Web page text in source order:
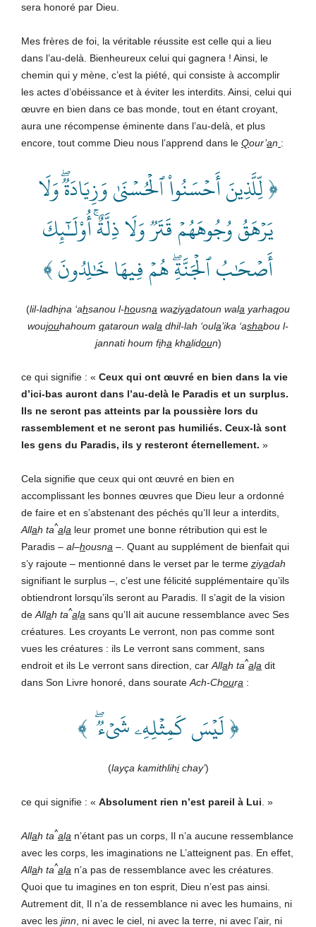
sera honoré par Dieu.
Mes frères de foi, la véritable réussite est celle qui a lieu
dans l’au-delà. Bienheureux celui qui gagnera ! Ainsi, le
chemin qui y mène, c’est la piété, qui consiste à accomplir
les actes d’obéissance et à éviter les interdits. Ainsi, celui qui
œuvre en bien dans ce bas monde, tout en étant croyant,
aura une récompense éminente dans l’au-delà, et plus
encore, tout comme Dieu nous l’apprend dans le Qour’an :
﴿ لِّلَّذِينَ أَحۡسَنُواْ ٱلۡحُسۡنَىٰ وَزِيَادَةٞۖ وَلَا
يَرۡهَقُ وُجُوهَهُمۡ قَتَرٞ وَلَا ذِلَّةٌۚ أُوْلَـٰٓئِكَ
أَصۡحَٰبُ ٱلۡجَنَّةِۖ هُمۡ فِيهَا خَٰلِدُونَ ﴾
(lil-ladhina ‘ahsanou l-housna waziyadatoun wala yarhaqou
woujouhahoum qataroun wala dhil-lah ‘oula’ika ‘ashabou l-
jannati houm fiha khalidoun)
ce qui signifie : « Ceux qui ont œuvré en bien dans la vie
d’ici-bas auront dans l’au-delà le Paradis et un surplus.
Ils ne seront pas atteints par la poussière lors du
rassemblement et ne seront pas humiliés. Ceux-là sont
les gens du Paradis, ils y resteront éternellement. »
Cela signifie que ceux qui ont œuvré en bien en
accomplissant les bonnes œuvres que Dieu leur a ordonné
de faire et en s’abstenant des péchés qu’Il leur a interdits,
Allah ta^ala leur promet une bonne rétribution qui est le
Paradis – al–housna –. Quant au supplément de bienfait qui
s’y rajoute – mentionné dans le verset par le terme ziyadah
signifiant le surplus –, c’est une félicité supplémentaire qu’ils
obtiendront lorsqu’ils seront au Paradis. Il s’agit de la vision
de Allah ta^ala sans qu’Il ait aucune ressemblance avec Ses
créatures. Les croyants Le verront, non pas comme sont
vues les créatures : ils Le verront sans comment, sans
endroit et ils Le verront sans direction, car Allah ta^ala dit
dans Son Livre honoré, dans sourate Ach-Choura :
﴿ لَيۡسَ كَمِثۡلِهِۦ شَيۡءٞۖ ﴾
(layça kamithlihichay’)
ce qui signifie : « Absolument rien n’est pareil à Lui . »
Allah ta^ala n’étant pas un corps, Il n’a aucune ressemblance
avec les corps, les imaginations ne L’atteignent pas. En effet,
Allah ta^ala n’a pas de ressemblance avec les créatures.
Quoi que tu imagines en ton esprit, Dieu n’est pas ainsi.
Autrement dit, Il n’a de ressemblance ni avec les humains, ni
avec les jinn , ni avec le ciel, ni avec la terre, ni avec l’air, ni